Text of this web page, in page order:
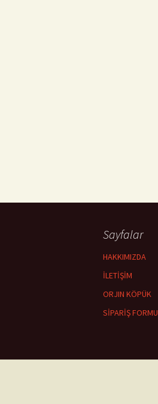
Sayfalar
HAKKIMIZDA
İLETİŞİM
ORJIN KÖPÜK
SİPARİŞ FORMU